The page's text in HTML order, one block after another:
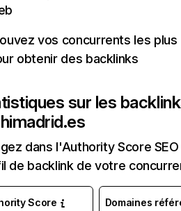
vos concurrents les
obtenir des backlinks
sur les
dans l'Authority Score
de backlink de votre
Score Domaines